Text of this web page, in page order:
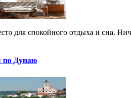
для спокойного отдыха и сна.
по Дунаю